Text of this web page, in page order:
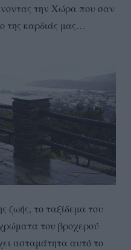
την Χώρα που σαν
της καρδιάς μας…
ζωής, το ταξίδεμα του
του βροχερού
ασταμάτητα αυτό το